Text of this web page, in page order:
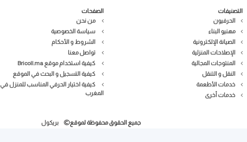
التصنيفات
الحرفيون
مهنيو البناء
الصيانة الإلكترونية
الإصلاحات المنزلية
المنتوجات المجالية
النقل و التنقل
خدمات الأطعمة
خدمات أخرى
الصفحات
من نحن
سياسة الخصوصية
الشروط و الأحكام
تواصل معنا
كيفية استخدام موقع Bricoll.ma
كيفية التسجيل و البحث في الموقع
كيفية اختيار الحرفي المناسب للمنزل في
المغرب
جميع الحقوق محفوظة لموقع بريكول